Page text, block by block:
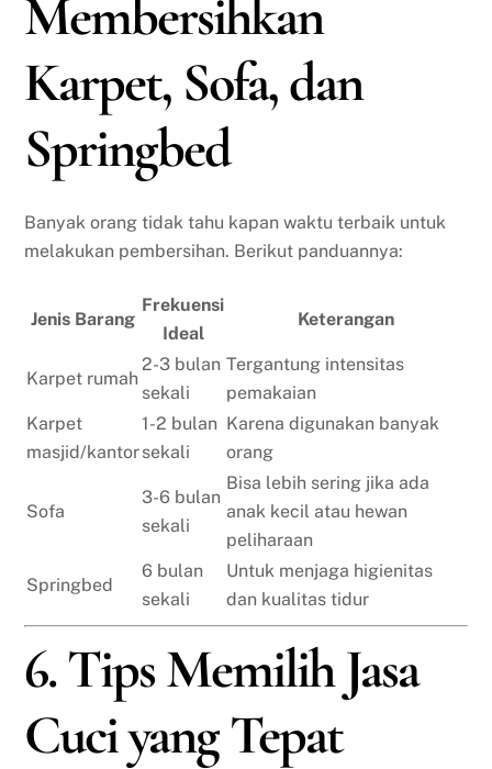
Membersihkan
Karpet, Sofa, dan
Springbed
Banyak orang tidak tahu kapan waktu terbaik untuk
melakukan pembersihan. Berikut panduannya:
Jenis Barang
Frekuensi
Ideal
Keterangan
Karpet rumah
2-3 bulan
sekali
Tergantung intensitas
pemakaian
Karpet
masjid/kantor
1-2 bulan
sekali
Karena digunakan banyak
orang
Sofa
3-6 bulan
sekali
Bisa lebih sering jika ada
anak kecil atau hewan
peliharaan
Springbed
6 bulan
sekali
Untuk menjaga higienitas
dan kualitas tidur
6. Tips Memilih Jasa
Cuci yang Tepat